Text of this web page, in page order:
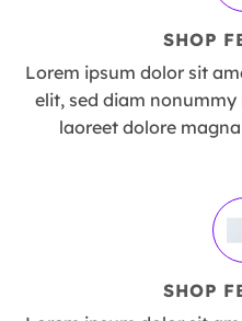
SHOP
Lorem ipsum dolor sit
elit, sed diam
laoreet dolore
SHOP